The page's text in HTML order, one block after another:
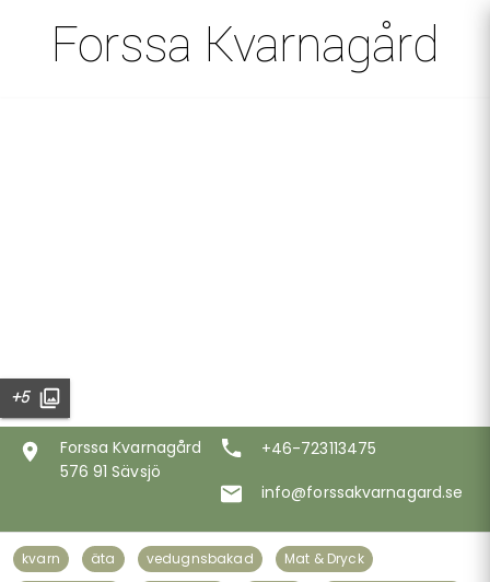
Forssa Kvarnagård
+5
Forssa Kvarnagård
576 91 Sävsjö
+46-723113475
info@forssakvarnagard.se
kvarn äta vedugnsbakad
Mat & Dryck